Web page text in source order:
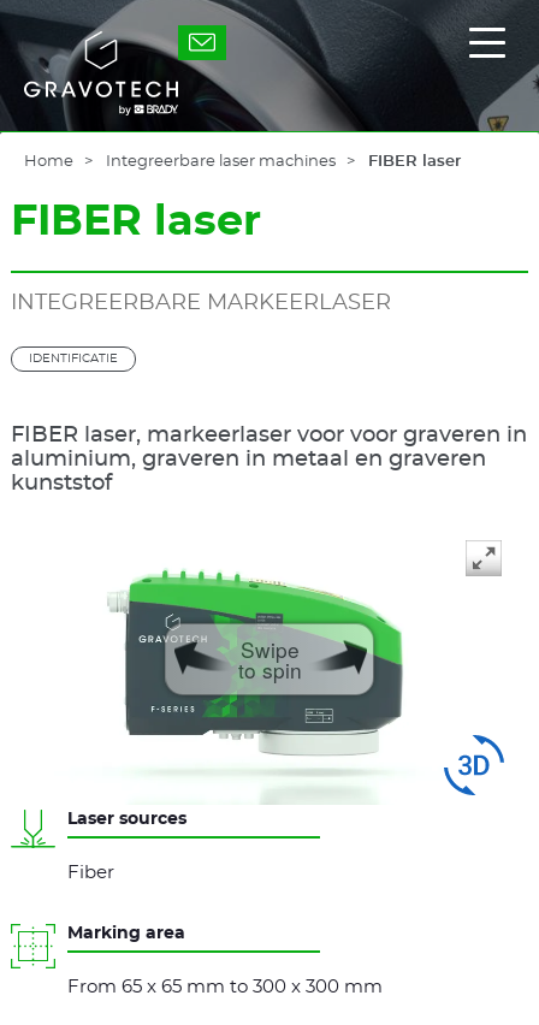
Skip
main
content
Gravotech
Toon
het
Home Integreerbare laser machines FIBER laser
FIBER laser
INTEGREERBARE MARKEERLASER
IDENTIFICATIE
FIBER laser, markeerlaser voor voor graveren in
aluminium, graveren in metaal en graveren
kunststof
Swipe
to spin
Laser sources
Fiber
Marking area
From 65 x 65 mm to 300 x 300 mm